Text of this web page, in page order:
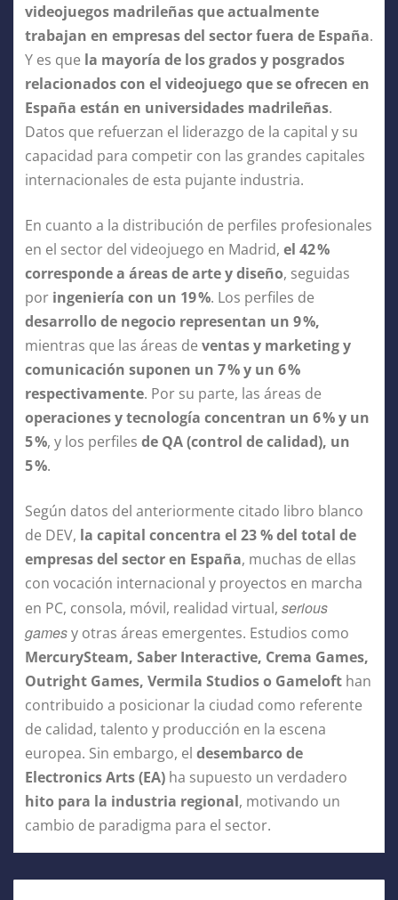
videojuegos madrileñas que actualmente
trabajan en empresas del sector fuera de España.
Y es que la mayoría de los grados y posgrados
relacionados con el videojuego que se ofrecen en
España están en universidades madrileñas.
Datos que refuerzan el liderazgo de la capital y su
capacidad para competir con las grandes capitales
internacionales de esta pujante industria.
En cuanto a la distribución de perfiles profesionales
en el sector del videojuego en Madrid, el 42%
corresponde a áreas de arte y diseño, seguidas
por ingeniería con un 19%. Los perfiles de
desarrollo de negocio representan un 9%,
mientras que las áreas de ventas y marketing y
comunicación suponen un 7% y un 6%
respectivamente. Por su parte, las áreas de
operaciones y tecnología concentran un 6% y un
5%, y los perfiles de QA (control de calidad), un
5%.
Según datos del anteriormente citado libro blanco
de DEV, la capital concentra el 23 % del total de
empresas del sector en España, muchas de ellas
con vocación internacional y proyectos en marcha
en PC, consola, móvil, realidad virtual, serious
gamesy otras áreas emergentes. Estudios como
MercurySteam, Saber Interactive, Crema Games,
Outright Games, Vermila Studios o Gameloft han
contribuido a posicionar la ciudad como referente
de calidad, talento y producción en la escena
europea. Sin embargo, el desembarco de
Electronics Arts (EA) ha supuesto un verdadero
hito para la industria regional, motivando un
cambio de paradigma para el sector.